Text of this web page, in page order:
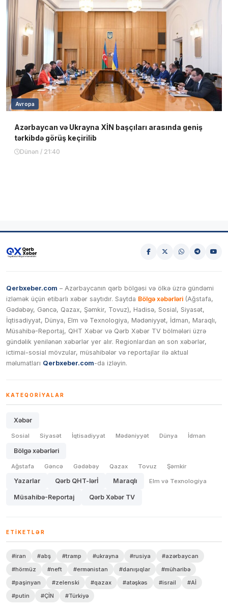
Avropa
Azərbaycan və Ukrayna XİN başçıları arasında geniş
tərkibdə görüş keçirilib
Dünən / 21:40
Qerbxeber.com – Azərbaycanın qərb bölgəsi və ölkə üzrə gündəmi
izləmək üçün etibarlı xəbər saytıdır. Saytda Bölgə xəbərləri (Ağstafa,
Gədəbəy, Gəncə, Qazax, Şəmkir, Tovuz), Hadisə, Sosial, Siyasət,
İqtisadiyyat, Dünya, Elm və Texnologiya, Mədəniyyət, İdman, Maraqlı,
Müsahibə-Reportaj, QHT Xəbər və Qərb Xəbər TV bölmələri üzrə
gündəlik yenilənən xəbərlər yer alır. Regionlardan ən son xəbərlər,
ictimai-sosial mövzular, müsahibələr və reportajlar ilə aktual
məlumatları Qerbxeber.com-da izləyin.
KATEQORIYALAR
Xəbər
Sosial Siyasət İqtisadiyyat Mədəniyyət Dünya İdman
Bölgə xəbərləri
Ağstafa Gəncə Gədəbəy Qazax Tovuz Şəmkir
Yazarlar Qərb QHT-lərİ Maraqlı Elm və Texnologiya
Müsahibə-Reportaj Qərb Xəbər TV
ETIKETLƏR
#iran #abş #tramp #ukrayna #rusiya
#azərbaycan
#hörmüz
#neft #ermənistan #danışıqlar
#müharibə
#paşinyan
#zelenski #qazax #atəşkəs #israil
#Aİ
#putin
#ÇİN #Türkiyə